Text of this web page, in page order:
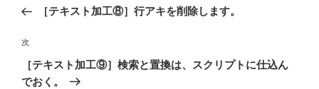
ナ
ビ
ゲ
ー
の
稿
［テキスト加工⑧］行アキを削除します。
次
の
投
次
［テキスト加工⑨］検索と置換は、スクリプトに仕込ん
でおく。